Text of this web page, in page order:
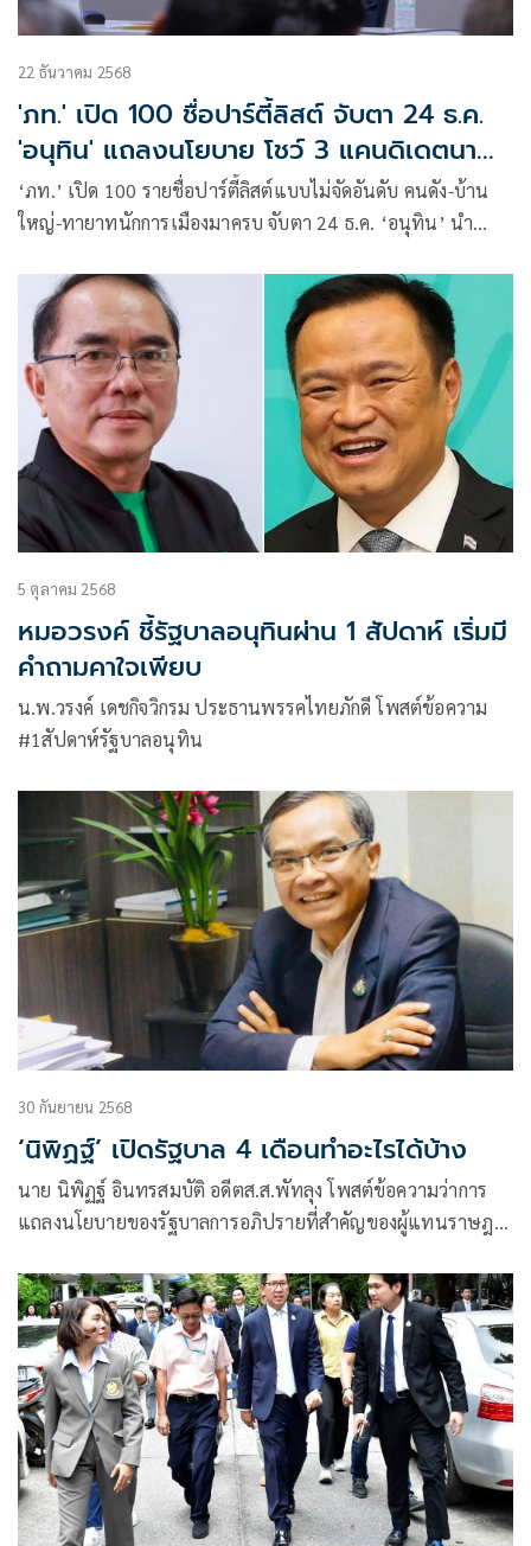
22 ธันวาคม 2568
'ภท.' เปิด 100 ชื่อปาร์ตี้ลิสต์ จับตา 24 ธ.ค.
'อนุทิน' แถลงนโยบาย โชว์ 3 แคนดิเดตนา
ยกฯ
‘ภท.’ เปิด 100 รายชื่อปาร์ตี้ลิสต์แบบไม่จัดอันดับ คนดัง-บ้าน
ใหญ่-ทายาทนักการเมืองมาครบ จับตา 24 ธ.ค. ‘อนุทิน’ นำ
5 ตุลาคม 2568
หมอวรงค์ ชี้รัฐบาลอนุทินผ่าน 1 สัปดาห์ เริ่มมี
คำถามคาใจเพียบ
น.พ.วรงค์ เดชกิจวิกรม ประธานพรรคไทยภักดี โพสต์ข้อความ
#1สัปดาห์รัฐบาลอนุทิน
30 กันยายน 2568
‘นิพิฏฐ์’ เปิดรัฐบาล 4 เดือนทำอะไรได้บ้าง
นาย นิพิฏฐ์ อินทรสมบัติ อดีตส.ส.พัทลุง โพสต์ข้อความว่าการ
แถลงนโยบายของรัฐบาลการอภิปรายที่สำคัญของผู้แทนราษฎร